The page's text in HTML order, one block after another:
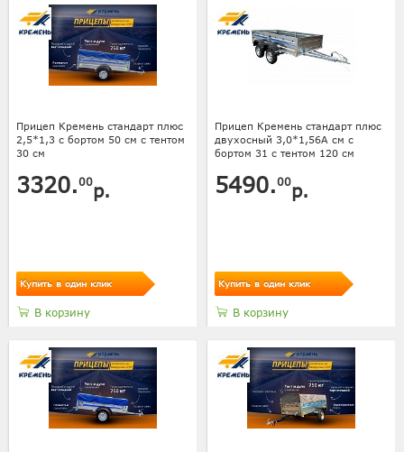
Прицеп Кремень стандарт плюс
2,5*1,3 с бортом 50 см с тентом
30 см
3320.00р.
Купить в один клик
В корзину
Прицеп Кремень стандарт плюс
двухосный 3,0*1,56А см с
бортом 31 с тентом 120 см
5490.00р.
Купить в один клик
В корзину